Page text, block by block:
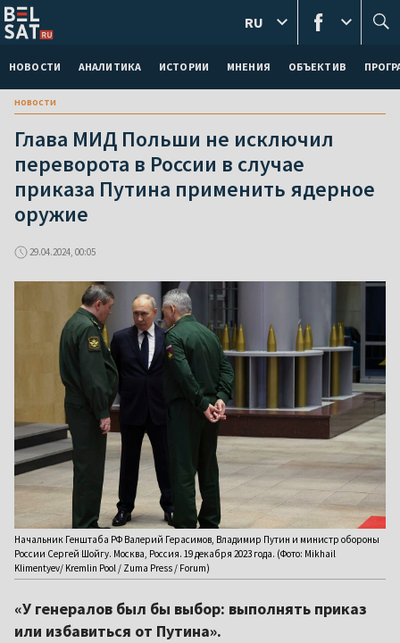
НОВОСТИ АНАЛИТИКА ИСТОРИИ МНЕНИЯ ОБЪЕКТИВ
RU
новости
Глава МИД Польши не исключил
переворота в России в случае
приказа Путина применить ядерное
оружие
29.04.2024, 00:05
Начальник Генштаба РФ Валерий Герасимов, Владимир Путин и министр обороны
России Сергей Шойгу. Москва, Россия. 19 декабря 2023 года. (Фото: Mikhail
Klimentyev/ Kremlin Pool / Zuma Press / Forum)
«У генералов был бы выбор: выполнять приказ
или избавиться от Путина».